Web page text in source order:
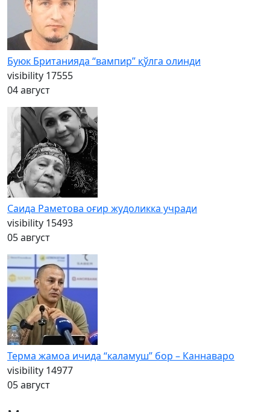
Буюк Британияда “вампир” қўлга олинди
visibility 17555
04 август
Саида Раметова оғир жудоликка учради
visibility 15493
05 август
Терма жамоа ичида “каламуш” бор – Каннаваро
visibility 14977
05 август